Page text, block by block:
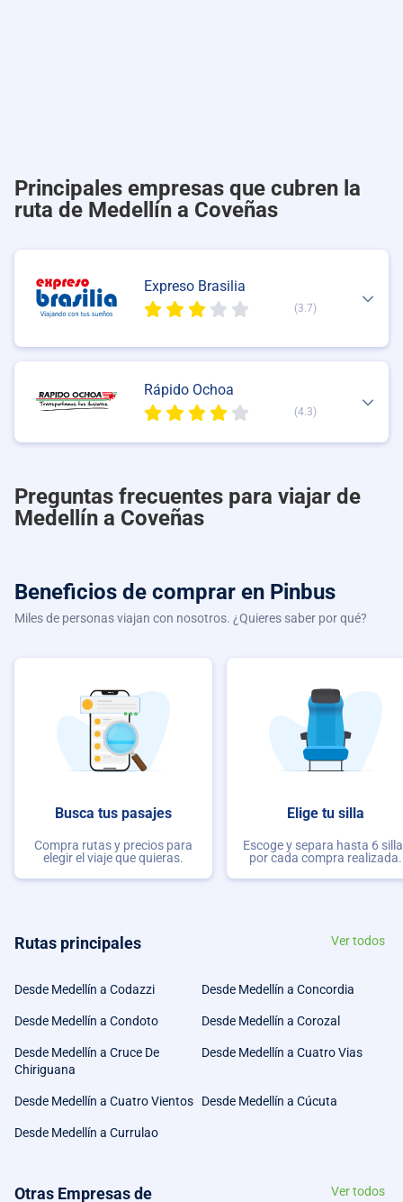
Principales empresas que cubren la
ruta de Medellín a Coveñas
Expreso Brasilia
(3.7)
Rápido Ochoa
(4.3)
Preguntas frecuentes para viajar de
Medellín a Coveñas
Beneficios de comprar en Pinbus
Miles de personas viajan con nosotros. ¿Quieres saber por qué?
Busca tus pasajes
Compra rutas y precios para
elegir el viaje que quieras.
Elige tu silla
Escoge y separa hasta 6
por cada compra realizada.
Rutas principales Ver todos
Desde Medellín a Codazzi Desde Medellín a Concordia
Desde Medellín a Condoto Desde Medellín a Corozal
Desde Medellín a Cruce De
Chiriguana
Desde Medellín a Cuatro Vias
Desde Medellín a Cuatro Vientos Desde Medellín a Cúcuta
Desde Medellín a Currulao
Otras Empresas de
Ver todos